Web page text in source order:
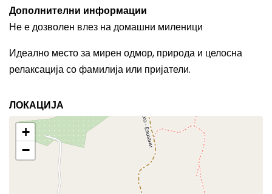
Дополнителни информации
Не е дозволен влез на домашни миленици
Идеално место за мирен одмор, природа и целосна
релаксација со фамилија или пријатели.
ЛОКАЦИЈА
+
−